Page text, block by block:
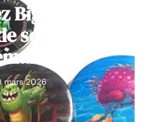
Big Monster,
société de la
mars 2026